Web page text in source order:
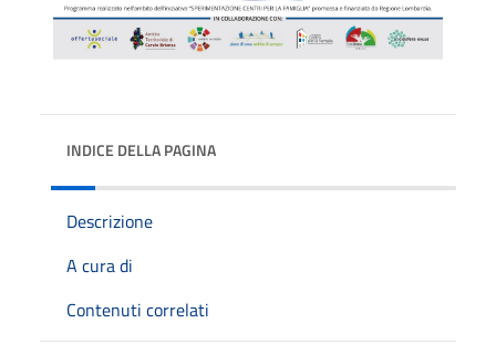
INDICE DELLA PAGINA
Descrizione
A cura di
Contenuti correlati